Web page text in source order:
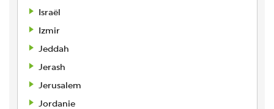
Israël
Izmir
Jeddah
Jerash
Jerusalem
Jordanie